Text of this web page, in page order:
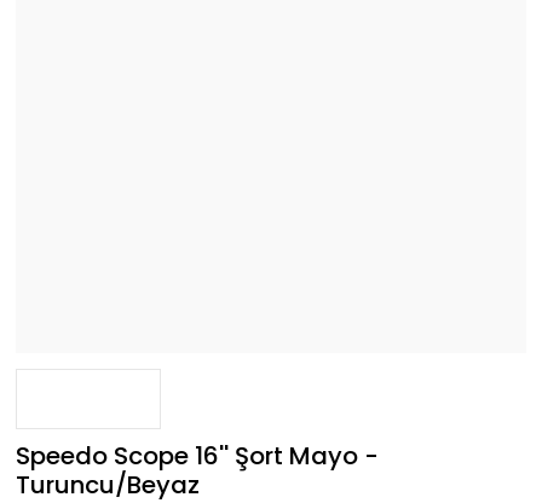
Speedo Scope 16'' Şort Mayo -
Turuncu/Beyaz